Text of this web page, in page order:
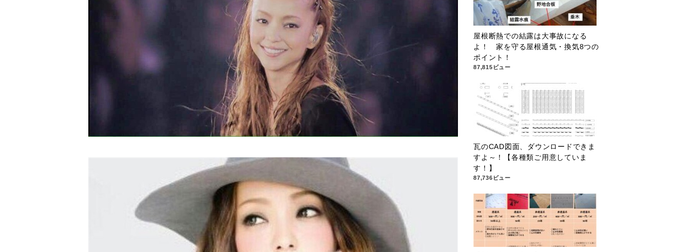
屋根断熱での結露は大事故になる
よ！ 家を守る屋根通気・換気8つの
ポイント！
87,815ビュー
瓦のCAD図面、ダウンロードできま
すよ～！【各種類ご用意していま
す！】
87,736ビュー